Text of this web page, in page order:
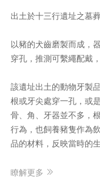
出土於十三行遺址之墓
以豬的犬齒磨製而成，
穿孔，推測可繫繩配戴
該遺址出土的動物牙製
根或牙尖處穿一孔，或
骨、角、牙器並不多，
行為，也飼養豬隻作為
品的材料，反映當時的
瞭解更多